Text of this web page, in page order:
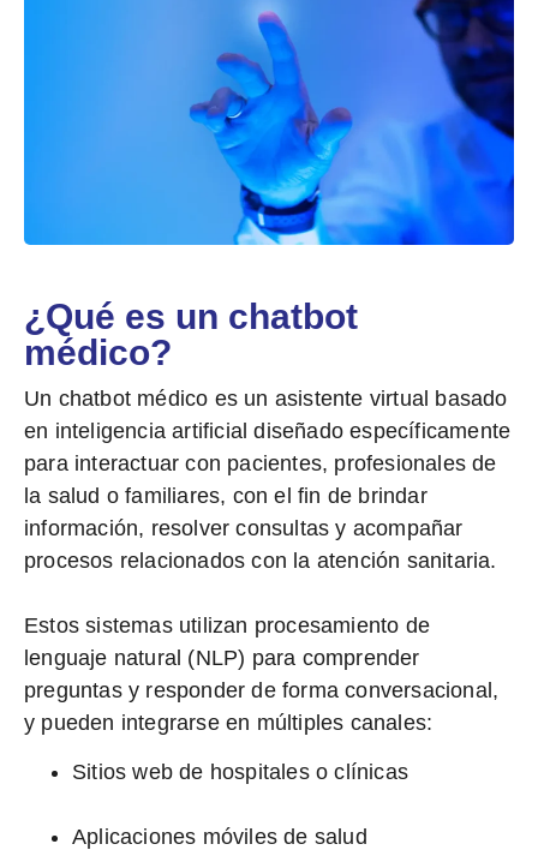
¿Qué es un chatbot
médico?
Un chatbot médico es un asistente virtual basado
en inteligencia artificial diseñado específicamente
para interactuar con pacientes, profesionales de
la salud o familiares, con el fin de brindar
información, resolver consultas y acompañar
procesos relacionados con la atención sanitaria.
Estos sistemas utilizan procesamiento de
lenguaje natural (NLP) para comprender
preguntas y responder de forma conversacional,
y pueden integrarse en múltiples canales:
Sitios web de hospitales o clínicas
Aplicaciones móviles de salud